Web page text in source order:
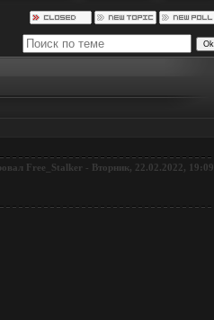
Free_Stalker - Вторник, 22.02.2022, 19:09